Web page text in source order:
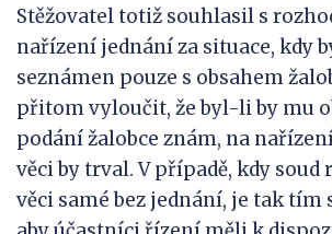
Stěžovatel totiž souhlasil s
nařízení jednání za situace, kdy
seznámen pouze s obsahem
přitom vyloučit, že byl-li by mu
podání žalobce znám, na
věci by trval. V případě, kdy soud
věci samé bez jednání, je tak tím